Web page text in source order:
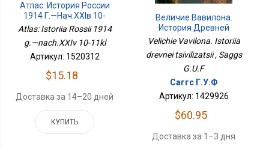
Атлас: История России
1914 Г.—Нач.XXIв 10-
11кл
Atlas: Istoriia Rossii 1914
g.—nach.XXIv 10-11kl
Артикул: 1520312
$15.18
Доставка за 14–20 дней
КУПИТЬ
Величие Вавилона.
История Древней
Цивилизации
Velichie Vavilona. Istoriia
drevnei tsivilizatsii , Saggs
G.U.F
Саггс Г.У.Ф
Артикул: 1429926
$60.95
Доставка за 1–3 дня